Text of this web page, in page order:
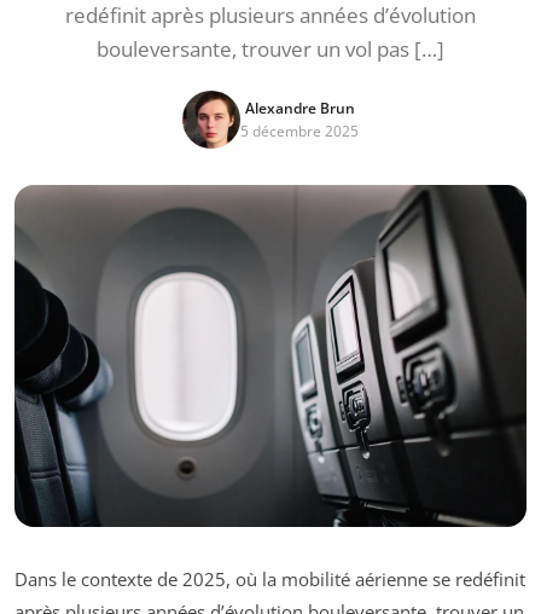
redéfinit après plusieurs années d’évolution
bouleversante, trouver un vol pas […]
Alexandre Brun
5 décembre 2025
Dans le contexte de 2025, où la mobilité aérienne se redéfinit